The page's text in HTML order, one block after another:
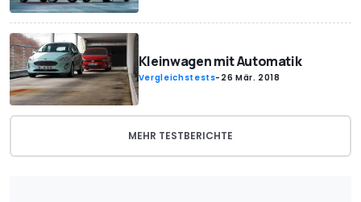
Kleinwagen mit Automatik
Vergleichstests- 26 Mär. 2018
MEHR TESTBERICHTE